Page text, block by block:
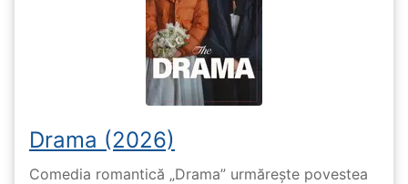
Drama (2026)
Comedia romantică „Drama” urmărește povestea